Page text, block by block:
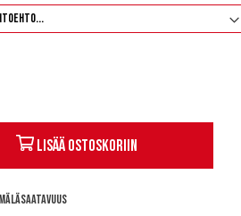
Lisää ostoskoriin